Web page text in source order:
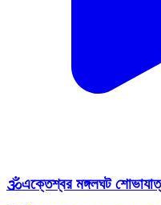
🕉️এক্তেশ্বর মঙ্গলঘট